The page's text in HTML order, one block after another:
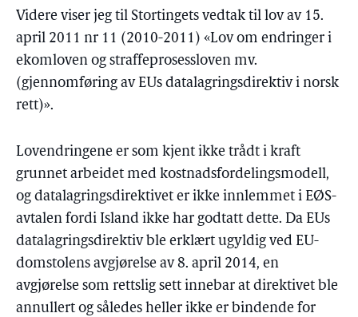
Videre viser jeg til Stortingets vedtak til lov av 15.
april 2011 nr 11 (2010-2011) «Lov om endringer i
ekomloven og straffeprosessloven mv.
(gjennomføring av EUs datalagringsdirektiv i norsk
rett)».
Lovendringene er som kjent ikke trådt i kraft
grunnet arbeidet med kostnadsfordelingsmodell,
og datalagringsdirektivet er ikke innlemmet i EØS-
avtalen fordi Island ikke har godtatt dette. Da EUs
datalagringsdirektiv ble erklært ugyldig ved EU-
domstolens avgjørelse av 8. april 2014, en
avgjørelse som rettslig sett innebar at direktivet ble
annullert og således heller ikke er bindende for